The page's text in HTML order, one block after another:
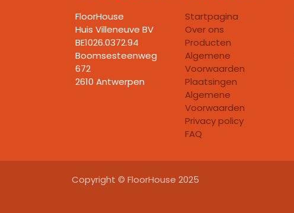
Startpagina
Over ons
Producten
Algemene
Voorwaarden
Plaatsingen
Algemene
Voorwaarden
Privacy policy
FAQ
FloorHouse
Huis Villeneuve BV​
BE1026.0372.94
Boomsesteenweg
672
2610 Antwerpen
Copyright © FloorHouse 2025